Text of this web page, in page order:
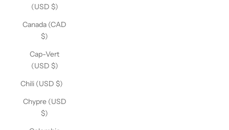
(USD $)
Canada (CAD
$)
Cap-Vert
(USD $)
Chili (USD $)
Chypre (USD
$)